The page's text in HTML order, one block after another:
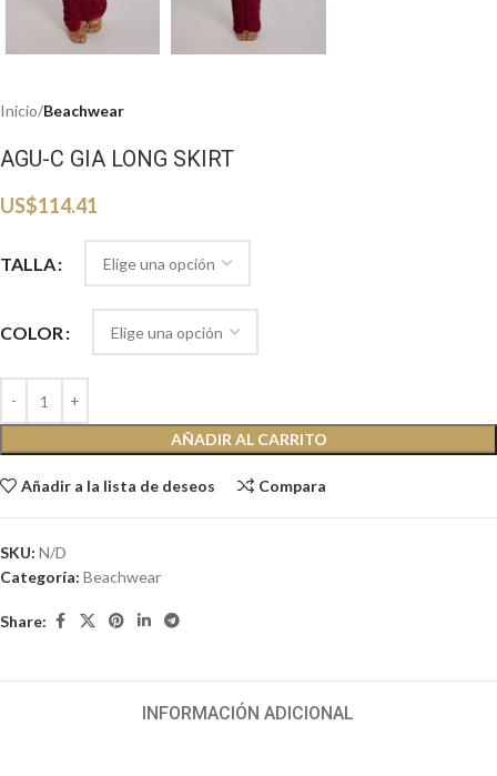
Inicio Beachwear
AGU-C GIA LONG SKIRT
US$114.41
TALLA
COLOR
AÑADIR AL CARRITO
Añadir a la lista de deseos Compara
SKU: N/D
Categoría: Beachwear
Share:
INFORMACIÓN ADICIONAL